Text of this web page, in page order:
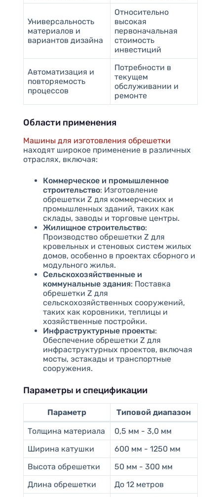
Универсальность
материалов и
вариантов дизайна
Относительно
высокая
первоначальная
стоимость
инвестиций
Автоматизация и
повторяемость
процессов
Потребности в
текущем
обслуживании и
ремонте
Области применения
Машины для изготовления обрешетки
находят широкое применение в различных
отраслях, включая:
Коммерческое и промышленное
строительство: Изготовление
обрешетки Z для коммерческих и
промышленных зданий, таких как
склады, заводы и торговые центры.
Жилищное строительство:
Производство обрешетки Z для
кровельных и стеновых систем жилых
домов, особенно в проектах сборного и
модульного жилья.
Сельскохозяйственные и
коммунальные здания: Поставка
обрешетки Z для
сельскохозяйственных сооружений,
таких как коровники, теплицы и
хозяйственные постройки.
Инфраструктурные проекты:
Обеспечение обрешетки Z для
инфраструктурных проектов, включая
мосты, эстакады и транспортные
сооружения.
Параметры и спецификации
Параметр
Типовой диапазон
Толщина материала
0,5 мм - 3,0 мм
Ширина катушки
600 мм - 1250 мм
Высота обрешетки
50 мм - 300 мм
Длина обрешетки
До 12 метров